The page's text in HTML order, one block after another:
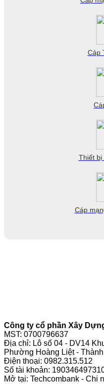
Cáp
Thiết bị
Cáp
Công ty cổ phần Xây
MST: 0700796637
Địa chỉ: Lô số 04 - DV14
Phường Hoàng Liệt -
Điện thoại: 0982.315.512
Số tài khoản:
Mở tại: Techcombank - Chi